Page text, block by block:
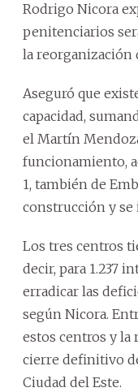
Rodrigo Nicora
penitenciarios
la reorganización
Aseguró que
capacidad,
el Martín
funcionamiento,
1, también de
construcción y se
Los tres centros
decir, para 1.237
erradicar las
según Nicora.
estos centros y
cierre definitivo
Ciudad del Este.